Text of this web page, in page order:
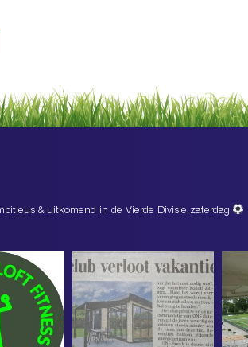
& uitkomend in de Vierde Divisie zaterdag